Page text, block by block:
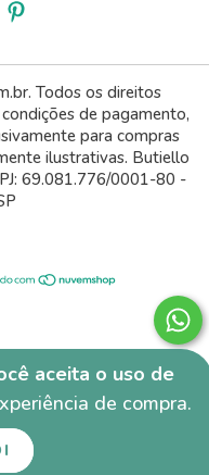
aceita o uso de
de compra.
Todos os direitos
de pagamento,
para compras
ilustrativas. Butiello
69.081.776/0001-80 -